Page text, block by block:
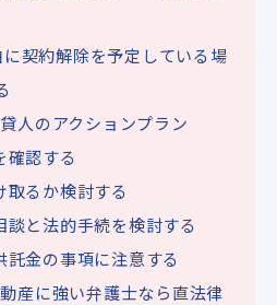
契約解除を予定している場
人のアクションプラン
認する
るか検討する
と法的手続を検討する
金の事項に注意する
産に強い弁護士なら直法律